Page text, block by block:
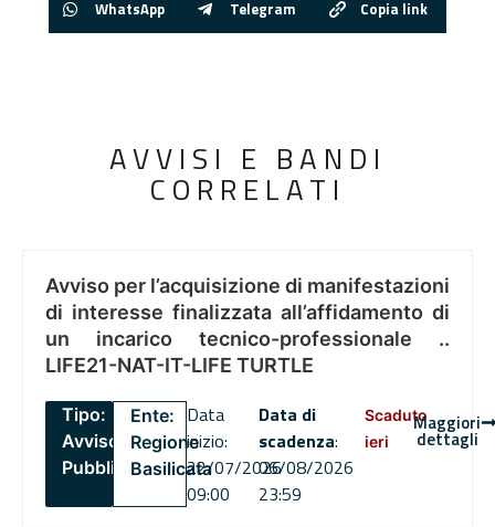
WhatsApp Telegram Copia link
AVVISI E BANDI
CORRELATI
Avviso per l’acquisizione di manifestazioni
di interesse finalizzata all’affidamento di
un incarico tecnico-professionale ..
LIFE21-NAT-IT-LIFE TURTLE
Tipo:
Avviso
Pubblico
Ente:
Regione
Basilicata
Data
inizio:
22/07/2026
09:00
Data di
scadenza:
06/08/2026
23:59
Scaduto
ieri
Maggiori
dettagli